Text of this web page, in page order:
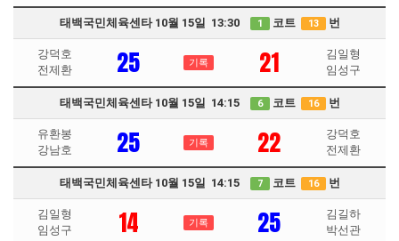
태백국민체육센타 10월 15일 13:30 1 코트 13 번
강덕호
전제환
25 기록 21
김일형
임성구
태백국민체육센타 10월 15일 14:15 6 코트 16 번
유환봉
강남호
25 기록 22
강덕호
전제환
태백국민체육센타 10월 15일 14:15 7 코트 16 번
김일형
임성구
14 기록 25
김길하
박선관